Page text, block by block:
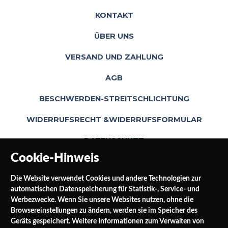
Cookie-Hinweis
Die Website verwendet Cookies und andere Technologien zur
automatischen Datenspeicherung für Statistik-, Service- und
Werbezwecke. Wenn Sie unsere Websites nutzen, ohne die
Browsereinstellungen zu ändern, werden sie im Speicher des
Geräts gespeichert. Weitere Informationen zum Verwalten von
KONTAKT
ÜBER UNS
VERSAND UND ZAHLUNG
AGB
BESCHWERDEN-STREITSCHLICHTUNG
WIDERRUFSRECHT &WIDERRUFSFORMULAR
DATENSCHUTZ
SOCIAL MEDIA